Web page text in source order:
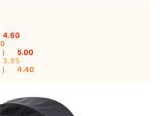
4.60
5.00
3.95
4.40